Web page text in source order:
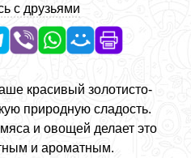
с друзьями
красивый золотисто-
природную сладость.
и овощей делает это
и ароматным.